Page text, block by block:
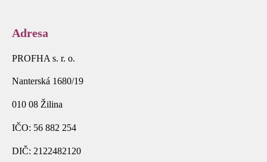
Adresa
PROFHA s. r. o.
Nanterská 1680/19
010 08 Žilina
IČO: 56 882 254
DIČ: 2122482120